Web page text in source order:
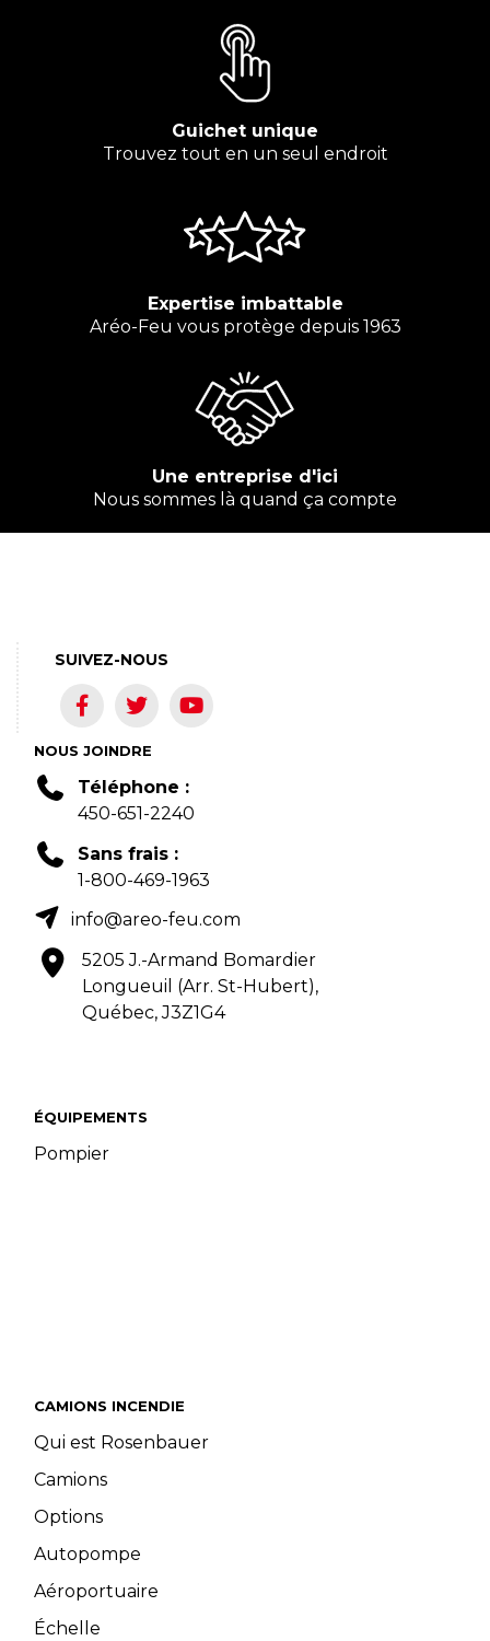
Guichet unique
Trouvez tout en un seul endroit
Expertise imbattable
Aréo-Feu vous protège depuis 1963
Une entreprise d'ici
Nous sommes là quand ça compte
ÉQUIPEMENTS
Pompier
CAMIONS INCENDIE
Qui est Rosenbauer
Camions
Options
Autopompe
Aéroportuaire
Échelle
NOUS JOINDRE
Téléphone :
450-651-2240
Sans frais :
1-800-469-1963
info@areo-feu.com
5205 J.-Armand Bomardier
Longueuil (Arr. St-Hubert),
Québec, J3Z1G4
SUIVEZ-NOUS